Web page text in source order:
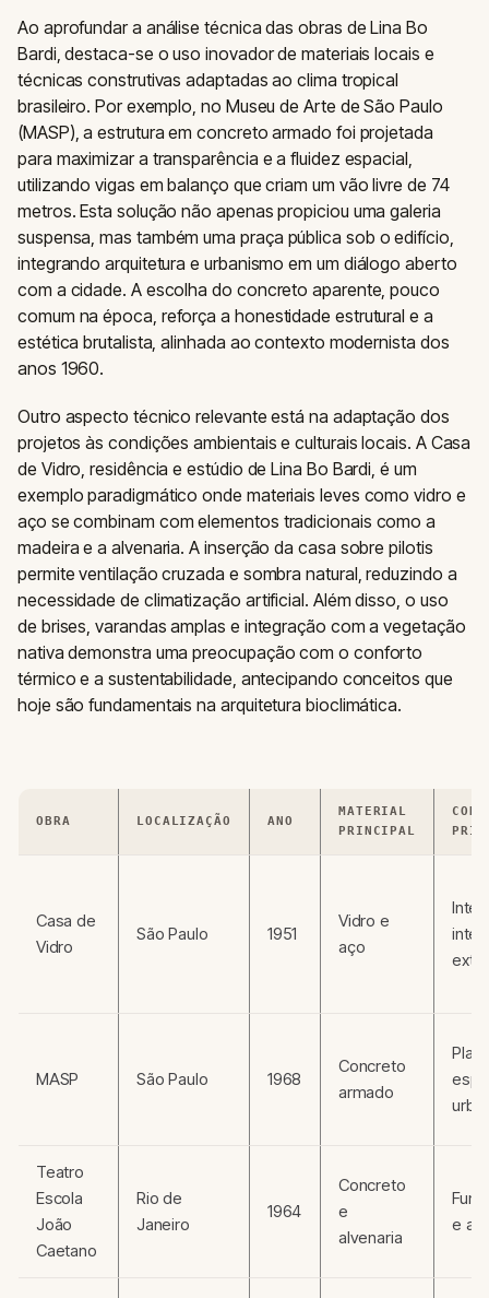
Ao aprofundar a análise técnica das obras de Lina Bo
Bardi, destaca-se o uso inovador de materiais locais e
técnicas construtivas adaptadas ao clima tropical
brasileiro. Por exemplo, no Museu de Arte de São Paulo
(MASP), a estrutura em concreto armado foi projetada
para maximizar a transparência e a fluidez espacial,
utilizando vigas em balanço que criam um vão livre de 74
metros. Esta solução não apenas propiciou uma galeria
suspensa, mas também uma praça pública sob o edifício,
integrando arquitetura e urbanismo em um diálogo aberto
com a cidade. A escolha do concreto aparente, pouco
comum na época, reforça a honestidade estrutural e a
estética brutalista, alinhada ao contexto modernista dos
anos 1960.
Outro aspecto técnico relevante está na adaptação dos
projetos às condições ambientais e culturais locais. A Casa
de Vidro, residência e estúdio de Lina Bo Bardi, é um
exemplo paradigmático onde materiais leves como vidro e
aço se combinam com elementos tradicionais como a
madeira e a alvenaria. A inserção da casa sobre pilotis
permite ventilação cruzada e sombra natural, reduzindo a
necessidade de climatização artificial. Além disso, o uso
de brises, varandas amplas e integração com a vegetação
nativa demonstra uma preocupação com o conforto
térmico e a sustentabilidade, antecipando conceitos que
hoje são fundamentais na arquitetura bioclimática.
OBRA LOCALIZAÇÃO ANO
MATERIAL
PRINCIPAL
Casa de
Vidro
São Paulo 1951
Vidro e
aço
MASP São Paulo 1968
Concreto
armado
Teatro
Escola
João
Caetano
Rio de
Janeiro
1964
Concreto
e
alvenaria
e